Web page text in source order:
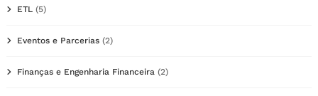
ETL (5)
Eventos e Parcerias (2)
Finanças e Engenharia Financeira (2)